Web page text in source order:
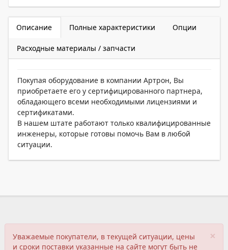
Описание Полные характеристики Опции
Расходные материалы / запчасти
Покупая оборудование в компании Артрон, Вы
приобретаете его у сертифицированного партнера,
обладающего всеми необходимыми лицензиями и
сертификатами.
В нашем штате работают только квалифицированные
инженеры, которые готовы помочь Вам в любой
ситуации.
×
Уважаемые покупатели, в текущей ситуации, цены
и сроки поставки указанные на сайте могут быть не